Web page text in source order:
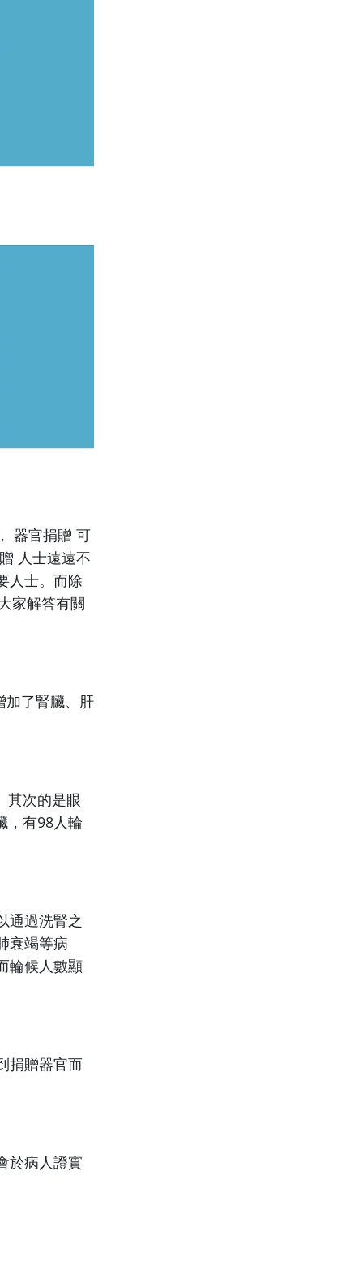
器官捐贈 可
人士遠遠不
人士。而除
家解答有關
加了腎臟、肝
其次的是眼
，有98人輪
通過洗腎之
衰竭等病
輪候人數顯
捐贈器官而
於病人證實